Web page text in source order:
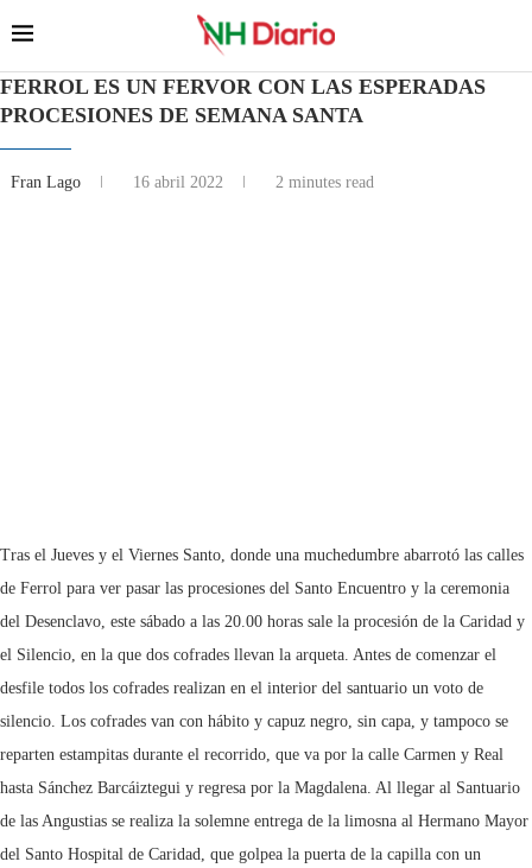
FERROL ES UN FERVOR CON LAS ESPERADAS
PROCESIONES DE SEMANA SANTA
Fran Lago 16 abril 2022 2 minutes read
Tras el Jueves y el Viernes Santo, donde una muchedumbre abarrotó las calles
de Ferrol para ver pasar las procesiones del Santo Encuentro y la ceremonia
del Desenclavo, este sábado a las 20.00 horas sale la procesión de la Caridad y
el Silencio, en la que dos cofrades llevan la arqueta. Antes de comenzar el
desfile todos los cofrades realizan en el interior del santuario un voto de
silencio. Los cofrades van con hábito y capuz negro, sin capa, y tampoco se
reparten estampitas durante el recorrido, que va por la calle Carmen y Real
hasta Sánchez Barcáiztegui y regresa por la Magdalena. Al llegar al Santuario
de las Angustias se realiza la solemne entrega de la limosna al Hermano Mayor
del Santo Hospital de Caridad, que golpea la puerta de la capilla con un